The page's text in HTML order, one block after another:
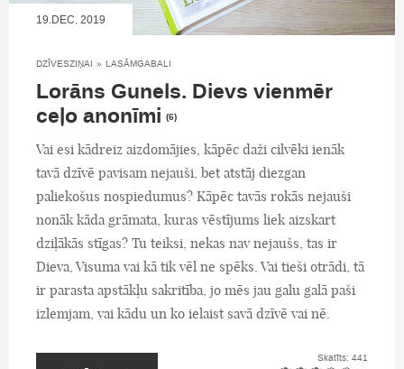
19.DEC, 2019
DZĪVESZIŅAI » LASĀMGABALI
Lorāns Gunels. Dievs vienmēr
ceļo anonīmi (6)
Vai esi kādreiz aizdomājies, kāpēc daži cilvēki ienāk
tavā dzīvē pavisam nejauši, bet atstāj diezgan
paliekošus nospiedumus? Kāpēc tavās rokās nejauši
nonāk kāda grāmata, kuras vēstījums liek aizskart
dziļākās stīgas? Tu teiksi, nekas nav nejaušs, tas ir
Dieva, Visuma vai kā tik vēl ne spēks. Vai tieši otrādi, tā
ir parasta apstākļu sakritība, jo mēs jau galu galā paši
izlemjam, vai kādu un ko ielaist savā dzīvē vai nē.
Skatīts: 441